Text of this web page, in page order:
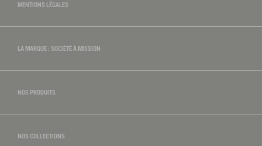
MENTIONS LÉGALES
LA MARQUE : SOCIÉTÉ À MISSION
NOS PRODUITS
NOS COLLECTIONS